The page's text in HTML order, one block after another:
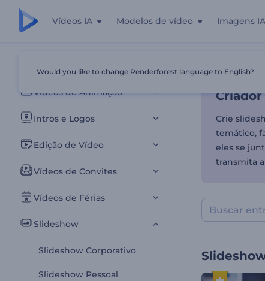
Vídeos IA Modelos de vídeo Imagens IA
Todos os templates
Vídeos de Animação
Intros e Logos
Edição de Vídeo
Vídeos de Convites
Vídeos de Férias
Slideshow
Slideshow Corporativo
Slideshow Pessoal
Criador
Início
Crie
temático,
eles se
transmita
Would you like to change Renderforest language to English?